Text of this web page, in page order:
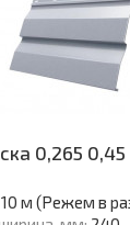
0,265 0,45
м (Режем в